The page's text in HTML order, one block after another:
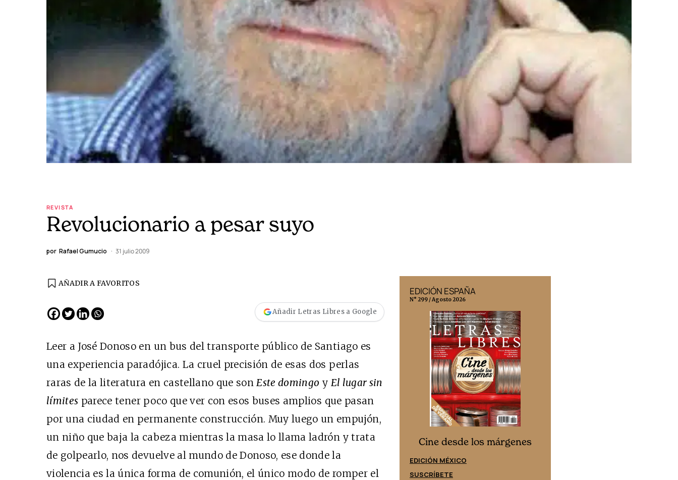
REVISTA
Revolucionario a pesar suyo
por Rafael Gumucio 31 julio 2009
AÑADIR A FAVORITOS
Añadir Letras Libres a Google
Leer a José Donoso en un bus del transporte público de Santiago es
una experiencia paradójica. La cruel precisión de esas dos perlas
raras de la literatura en castellano que sonEste domingo y El lugar sin
límites parece tener poco que ver con esos buses amplios que pasan
por una ciudad en permanente construcción. Muy luego un empujón,
un niño que baja la cabeza mientras la masa lo llama ladrón y trata
de golpearlo, nos devuelve al mundo de Donoso, ese donde la
violencia es la única forma de comunión, el único modo de romper el
Cine desde los márgenes
EDICIÓN MÉXICO
SUSCRÍBETE
Cine desde los márgenes
EDICIÓN ESPAÑA
SUSCRÍBETE
EDICIÓN ESPAÑA
N° 299 / Agosto 2026
Cine desde los márgenes
EDICIÓN MÉXICO
SUSCRÍBETE